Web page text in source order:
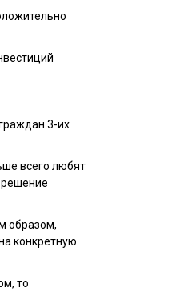
3-их
всего любят
образом,
конкретную
то